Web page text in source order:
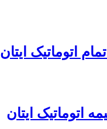
اتوماتیک ایتان
اتوماتیک ایتان